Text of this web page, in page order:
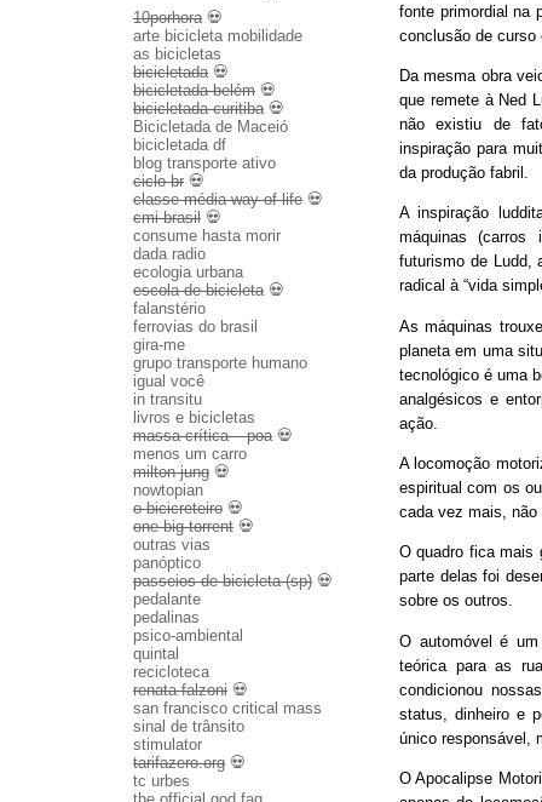
fonte primordial na
conclusão de curso
Da mesma obra
que remete à Ned
não existiu de
inspiração para
da produção fabril.
A inspiração
máquinas (carros
futurismo de Ludd,
radical à “vida
As máquinas
planeta em uma
tecnológico é uma
analgésicos e
ação.
A locomoção
espiritual com os
cada vez mais,
O quadro fica mais
parte delas foi
sobre os outros.
O automóvel é
teórica para as
condicionou
status, dinheiro e
único responsável,
O Apocalipse
10porhora💀
arte bicicleta mobilidade
as bicicletas
bicicletada💀
bicicletada belém 💀
bicicletada curitiba💀
Bicicletada de Maceió
bicicletada df
blog transporte ativo
ciclo br 💀
classe média way of life 💀
cmi brasil 💀
consume hasta morir
dada radio
ecologia urbana
escola de bicicleta💀
falanstério
ferrovias do brasil
gira-me
grupo transporte humano
igual você
in transitu
livros e bicicletas
massa crítica – poa💀
menos um carro
milton jung 💀
nowtopian
o bicicreteiro 💀
one big torrent 💀
outras vias
panóptico
passeios de bicicleta (sp) 💀
pedalante
pedalinas
psico-ambiental
quintal
recicloteca
renata falzoni 💀
san francisco critical mass
sinal de trânsito
stimulator
tarifazero.org 💀
tc urbes